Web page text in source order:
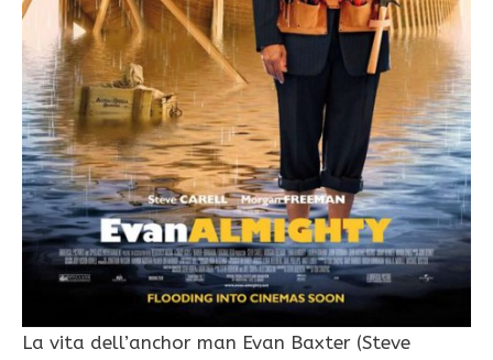
La vita dell’anchor man Evan Baxter (Steve